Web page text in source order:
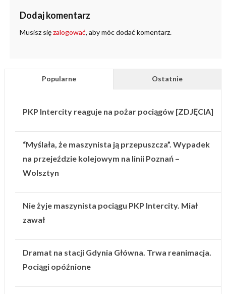
Dodaj komentarz
Musisz sięzalogować, aby móc dodać komentarz.
Popularne Ostatnie
PKP Intercity reaguje na pożar pociągów [ZDJĘCIA]
“Myślała, że maszynista ją przepuszcza”. Wypadek
na przejeździe kolejowym na linii Poznań –
Wolsztyn
Nie żyje maszynista pociągu PKP Intercity. Miał
zawał
Dramat na stacji Gdynia Główna. Trwa reanimacja.
Pociągi opóźnione